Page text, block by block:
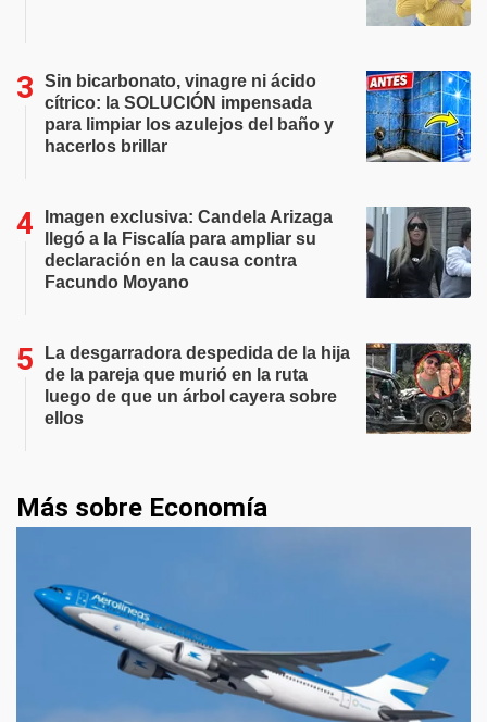
Sin bicarbonato, vinagre ni ácido
cítrico: la SOLUCIÓN impensada
para limpiar los azulejos del baño y
hacerlos brillar
Imagen exclusiva: Candela Arizaga
llegó a la Fiscalía para ampliar su
declaración en la causa contra
Facundo Moyano
La desgarradora despedida de la hija
de la pareja que murió en la ruta
luego de que un árbol cayera sobre
ellos
Más sobre Economía